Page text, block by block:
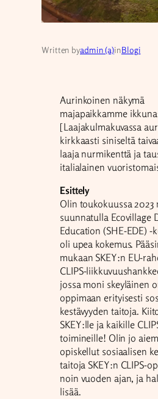
Written byadmin (a)inBlogi
Aurinkoinen näkymä
majapaikkamme
[Laajakulmakuvassa
kirkkaasti siniseltä
laaja nurmikenttä ja
italialainen
Esittely
Olin toukokuussa 2023
suunnatulla Ecovillage
Education (SHE-EDE) -
oli upea kokemus.
mukaan SKEY:n EU-
CLIPS-
jossa moni skeyläinen
oppimaan erityisesti
kestävyyden taitoja.
SKEY:lle ja kaikille
toimineille! Olin jo
opiskellut sosiaalisen
taitoja SKEY:n CLIPS-
noin vuoden ajan, ja
lisää.